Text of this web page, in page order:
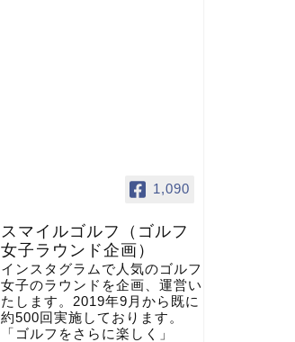
1,090
スマイルゴルフ（ゴルフ
女子ラウンド企画）
インスタグラムで人気のゴルフ
女子のラウンドを企画、運営い
たします。2019年9月から既に
約500回実施しております。
「ゴルフをさらに楽しく」